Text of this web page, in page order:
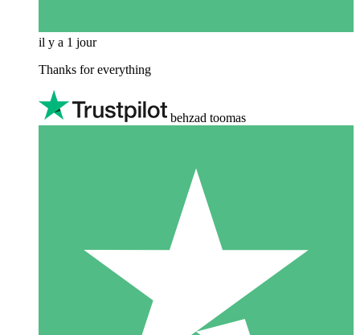
il y a 1 jour
Thanks for everything
behzad toomas